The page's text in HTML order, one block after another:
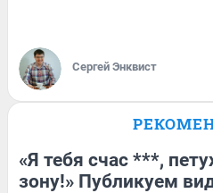
Сергей Энквист
«Я тебя счас ***,
зону!» Публикуем